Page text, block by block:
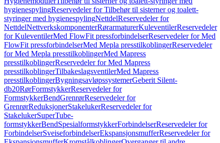
hygienespylingReservedeler for Tilbehør til sisterner og toalett-
styringer med hygienespylingNettdelReservedeler for
NettdelNettverkskomponenterRørarmaturerKuleventilerReservedeler
for KuleventilerMed FlowFit pressforbindelserReservedeler for Med
FlowFit pressforbindelserMed Mepla presstilkoblingerReservedeler
for Med Mepla presstilkoblingerMed Mapress
presstilkoblingerReservedeler for Med Mapress
presstilkoblingerTilbakeslagsventilerMed Mapress
presstilkoblingerBygningsavløpssystemerGeberit Silent-
db20RørFormstykkerReservedeler for
FormstykkerBendGrenrørReservedeler for
GrenrørReduksjonerStakelukerReservedeler for
StakelukerSuperTube-
formstykkerBendSpesialformstykkerForbindelserReservedeler for
ForbindelserSveiseforbindelserEkspansjonsmufferReservedeler for